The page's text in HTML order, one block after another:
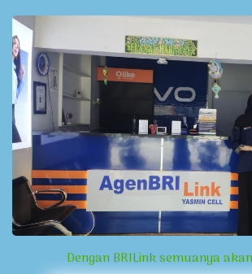
Dengan BRILink semuanya